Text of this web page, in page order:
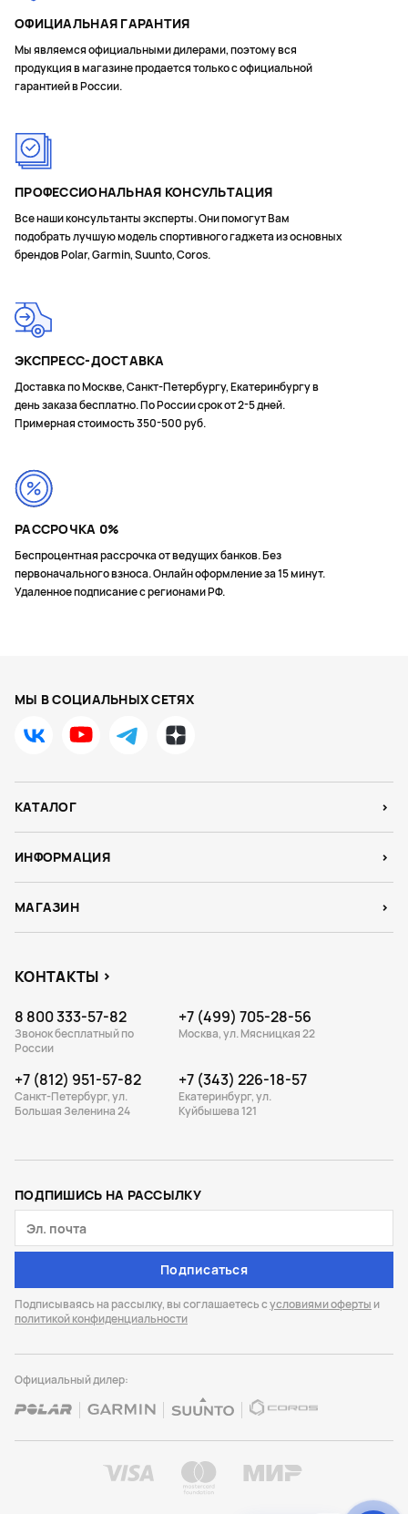
ОФИЦИАЛЬНАЯ ГАРАНТИЯ
Мы являемся официальными дилерами, поэтому вся
продукция в магазине продается только с официальной
гарантией в России.
ПРОФЕССИОНАЛЬНАЯ КОНСУЛЬТАЦИЯ
Все наши консультанты эксперты. Они помогут Вам
подобрать лучшую модель спортивного гаджета из основных
брендов Polar, Garmin, Suunto, Coros.
ЭКСПРЕСС-ДОСТАВКА
Доставка по Москве, Санкт-Петербургу, Екатеринбургу в
день заказа бесплатно. По России срок от 2-5 дней.
Примерная стоимость 350-500 руб.
РАССРОЧКА 0%
Беспроцентная рассрочка от ведущих банков. Без
первоначального взноса. Онлайн оформление за 15 минут.
Удаленное подписание с регионами РФ.
МЫ В СОЦИАЛЬНЫХ СЕТЯХ
КАТАЛОГ
ИНФОРМАЦИЯ
МАГАЗИН
КОНТАКТЫ
8 800 333-57-82
Звонок бесплатный по
России
+7 (499) 705-28-56
Москва, ул. Мясницкая 22
+7 (812) 951-57-82
Санкт-Петербург, ул.
Большая Зеленина 24
+7 (343) 226-18-57
Екатеринбург, ул.
Куйбышева 121
ПОДПИШИСЬ НА РАССЫЛКУ
Подписаться
Подписываясь на рассылку, вы соглашаетесь сусловиями оферты и
политикой конфиденциальности
Официальный дилер: